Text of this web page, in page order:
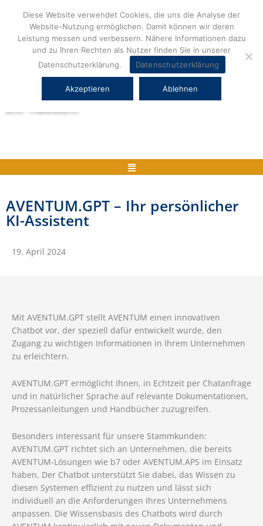
springen
Herstellerneutrale ERP Beratung und
Menü
AVENTUM.GPT – Ihr persönlicher
KI-Assistent
19. April 2024
Mit AVENTUM.GPT stellt AVENTUM einen innovativen
Chatbot vor, der speziell dafür entwickelt wurde, den
Zugang zu wichtigen Informationen in Ihrem Unternehmen
zu erleichtern.
AVENTUM.GPT ermöglicht Ihnen, in Echtzeit per Chatanfrage
und in natürlicher Sprache auf relevante Dokumentationen,
Prozessanleitungen und Handbücher zuzugreifen.
Besonders interessant für unsere Stammkunden:
AVENTUM.GPT richtet sich an Unternehmen, die bereits
AVENTUM-Lösungen wie b7 oder AVENTUM.APS im Einsatz
haben. Der Chatbot unterstützt Sie dabei, das Wissen zu
diesen Systemen effizient zu nutzen und lässt sich
individuell an die Anforderungen Ihres Unternehmens
anpassen. Die Wissensbasis des Chatbots wird durch
Diese Website verwendet Cookies, die uns die Analyse der
Website-Nutzung ermöglichen. Damit können wir deren
Leistung messen und verbessern. Nähere Informationen dazu
und zu Ihren Rechten als Nutzer finden Sie in unserer
Datenschutzerklärung.
Datenschutzerklärung
Akzeptieren Ablehnen